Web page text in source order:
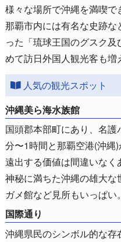
様々な場所で沖縄を満喫で
那覇市内には有名な史跡
った「琉球王国のグスク
めて訪日外国人観光客も増
人気の観光スポット
沖縄美ら海水族館
国頭郡本部町にあり、名
分〜1時間と那覇空港(沖縄)
遠出する価値は間違いなく
神秘に満ちた沖縄の雄大な
ガメ館など見所もいっぱい。
国際通り
沖縄県民のシンボル的な